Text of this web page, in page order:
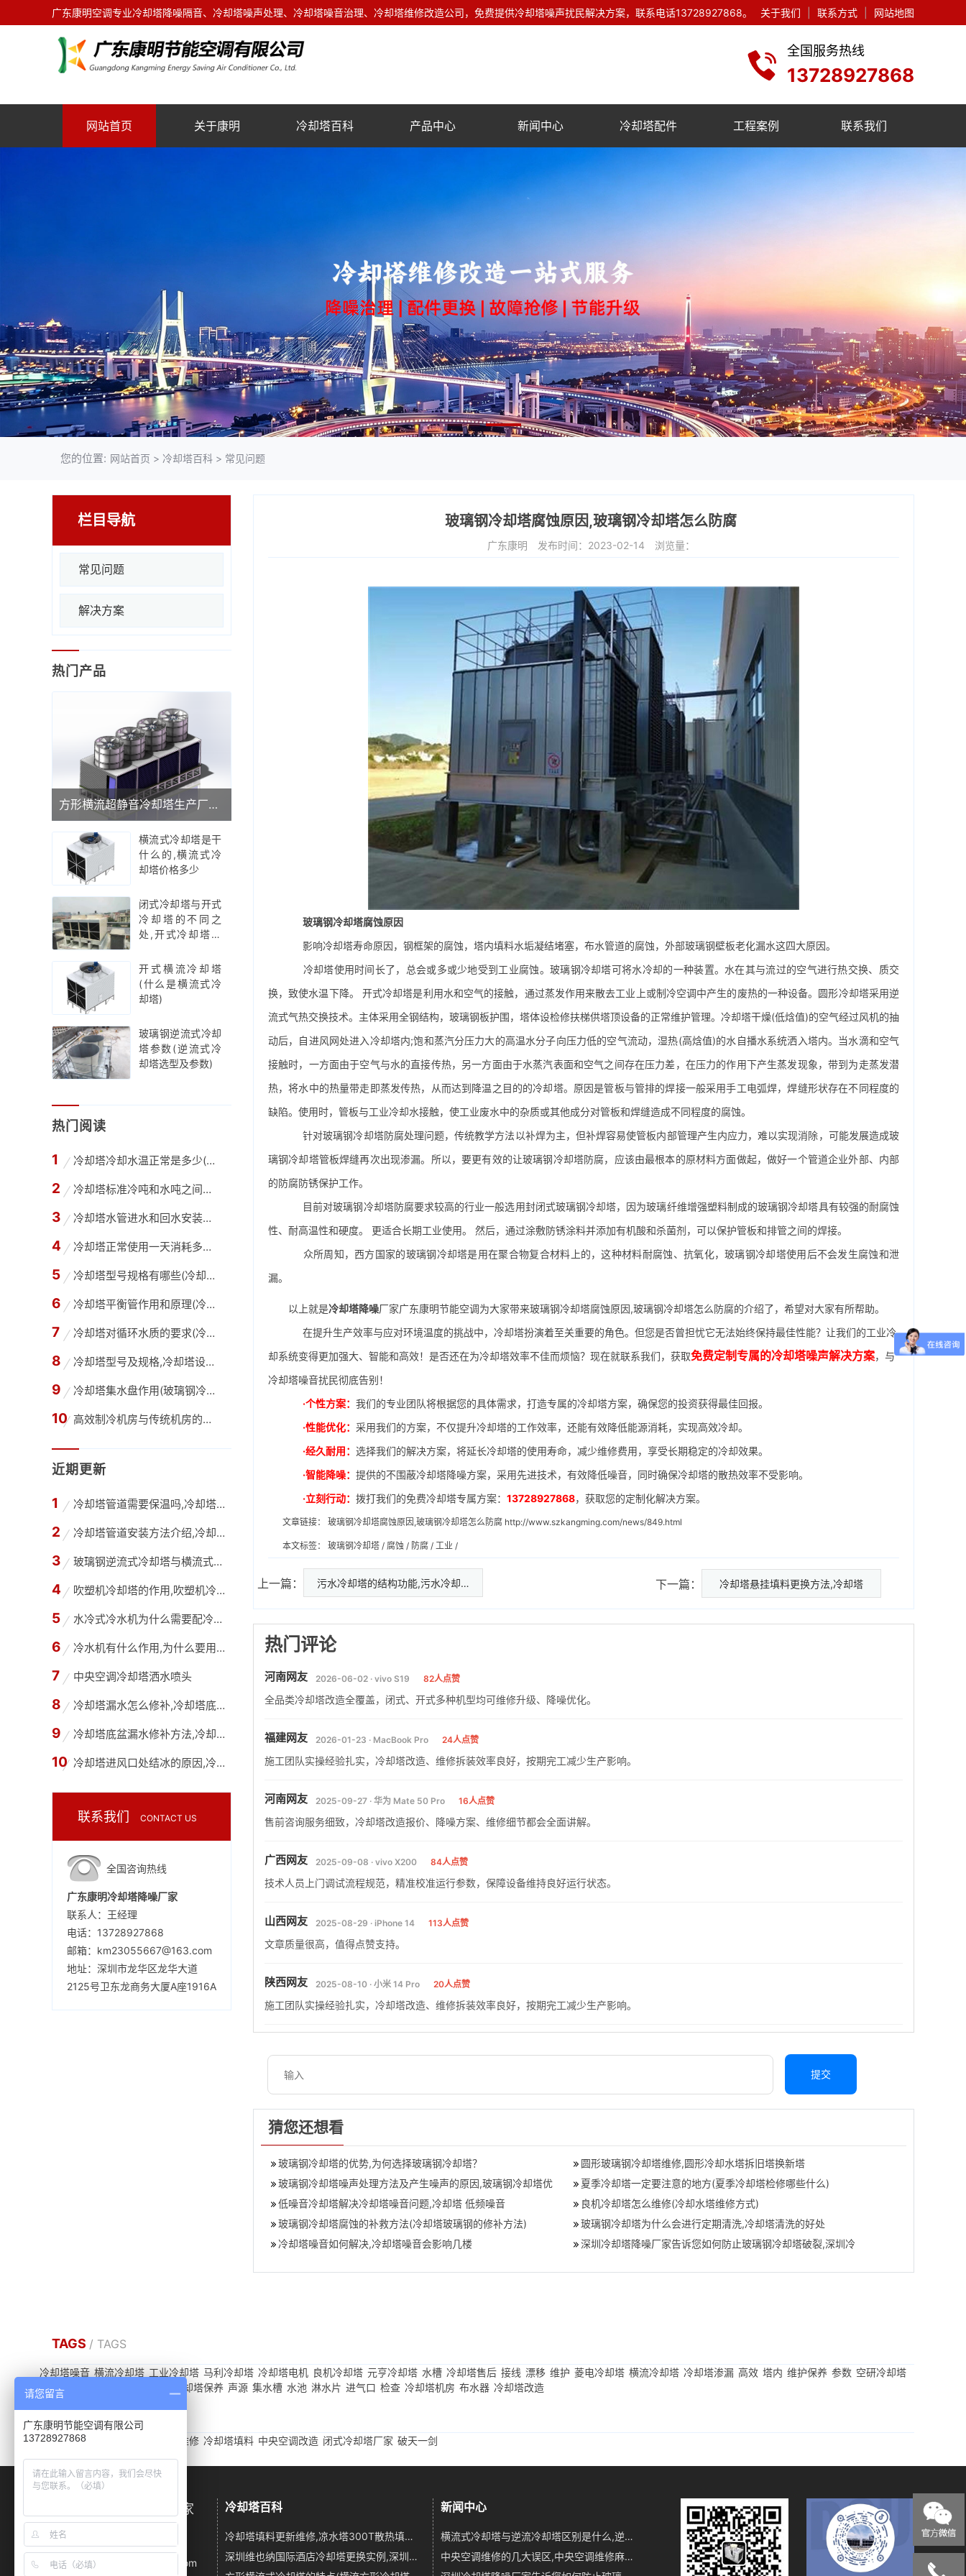
关于我们 联系方式 网站地图
广东康明空调专业冷却塔降噪隔音、冷却塔噪声处理、冷却塔噪音治理、冷却塔维修改造公司，免费提供冷却塔噪声扰民解决方案，联系电话13728927868。
全国服务热线
13728927868
网站首页 关于康明 冷却塔百科 产品中心 新闻中心 冷却塔配件 工程案例 联系我们
您的位置: 网站首页 > 冷却塔百科 > 常见问题
栏目导航
常见问题
解决方案
热门产品
方形横流超静音冷却塔生产厂家(广东品牌冷却塔厂家)
横流式冷却塔是干
什么的,横流式冷
却塔价格多少
闭式冷却塔与开式
冷却塔的不同之
处,开式冷却塔工
开式横流冷却塔
(什么是横流式冷
却塔)
玻璃钢逆流式冷却
塔参数(逆流式冷
却塔选型及参数)
热门阅读
冷却塔冷却水温正常是多少(高温冷却塔进出水温
冷却塔标准冷吨和水吨之间怎么换算(冷却水塔吨
冷却塔水管进水和回水安装方法(冷却塔供回水管
冷却塔正常使用一天消耗多少水,冷却塔每天的用
冷却塔型号规格有哪些(冷却塔选型需要哪些参数
冷却塔平衡管作用和原理(冷却塔内的平衡管是干
冷却塔对循环水质的要求(冷却塔循环水水质要求
冷却塔型号及规格,冷却塔设计选型的估算方法
冷却塔集水盘作用(玻璃钢冷却塔积水盘容量湿球
高效制冷机房与传统机房的区别,高效机房与普通
近期更新
冷却塔管道需要保温吗,冷却塔只在夏季使用管道
冷却塔管道安装方法介绍,冷却塔管道改造公司
玻璃钢逆流式冷却塔与横流式冷却塔有什么不同？
吹塑机冷却塔的作用,吹塑机冷却塔选型计算
水冷式冷水机为什么需要配冷却塔,冷水机和冷却
冷水机有什么作用,为什么要用冷水机？
中央空调冷却塔洒水喷头
冷却塔漏水怎么修补,冷却塔底部漏水用什么胶水
冷却塔底盆漏水修补方法,冷却塔底盘为什么会漏
冷却塔进风口处结冰的原因,冷却塔进风口处结冰
联系我们 CONTACT US
全国咨询热线
广东康明冷却塔降噪厂家
联系人：王经理
电话：13728927868
邮箱：km23055667@163.com
地址：深圳市龙华区龙华大道
2125号卫东龙商务大厦A座1916A
玻璃钢冷却塔腐蚀原因,玻璃钢冷却塔怎么防腐
广东康明 发布时间：2023-02-14 浏览量：
玻璃钢冷却塔腐蚀原因
影响冷却塔寿命原因，钢框架的腐蚀，塔内填料水垢凝结堵塞，布水管道的腐蚀，外部玻璃钢壁板老化漏水这四大原因。
冷却塔使用时间长了，总会或多或少地受到工业腐蚀。玻璃钢冷却塔可将水冷却的一种装置。水在其与流过的空气进行热交换、质交
换，致使水温下降。 开式冷却塔是利用水和空气的接触，通过蒸发作用来散去工业上或制冷空调中产生的废热的一种设备。 圆形冷却塔采用逆
流式气热交换技术。主体采用全钢结构，玻璃钢板护围，塔体设检修扶梯供塔顶设备的正常维护管理。冷却塔干燥(低焓值)的空气经过风机的抽
动后，自进风网处进入冷却塔内;饱和蒸汽分压力大的高温水分子向压力低的空气流动，湿热(高焓值)的水自播水系统洒入塔内。当水滴和空气
接触时，一方面由于空气与水的直接传热，另一方面由于水蒸汽表面和空气之间存在压力差，在压力的作用下产生蒸发现象，带到为走蒸发潜
热，将水中的热量带走即蒸发传热，从而达到降温之目的的冷却塔。原因是管板与管排的焊接一般采用手工电弧焊，焊缝形状存在不同程度的
缺陷。使用时，管板与工业冷却水接触，使工业废水中的杂质或其他成分对管板和焊缝造成不同程度的腐蚀。
针对玻璃钢冷却塔防腐处理问题，传统教学方法以补焊为主，但补焊容易使管板内部管理产生内应力，难以实现消除，可能发展造成玻
璃钢冷却塔管板焊缝再次出现渗漏。所以，要更有效的让玻璃钢冷却塔防腐，应该由最根本的原材料方面做起，做好一个管道企业外部、内部
的防腐防锈保护工作。
目前对玻璃钢冷却塔防腐要求较高的行业一般选用封闭式玻璃钢冷却塔，因为玻璃纤维增强塑料制成的玻璃钢冷却塔具有较强的耐腐蚀
性、耐高温性和硬度。 更适合长期工业使用。 然后，通过涂敷防锈涂料并添加有机酸和杀菌剂，可以保护管板和排管之间的焊接。
众所周知，西方国家的玻璃钢冷却塔是用在聚合物复合材料上的，这种材料耐腐蚀、抗氧化，玻璃钢冷却塔使用后不会发生腐蚀和泄
漏。
以上就是冷却塔降噪厂家广东康明节能空调为大家带来玻璃钢冷却塔腐蚀原因,玻璃钢冷却塔怎么防腐的介绍了，希望对大家有所帮助。
在提升生产效率与应对环境温度的挑战中，冷却塔扮演着至关重要的角色。但您是否曾担忧它无法始终保持最佳性能？让我们的工业冷
却系统变得更加强大、智能和高效！是否还在为冷却塔效率不佳而烦恼？现在就联系我们，获取免费定制专属的冷却塔噪声解决方案，与
冷却塔噪音扰民彻底告别！
·个性方案： 我们的专业团队将根据您的具体需求，打造专属的冷却塔方案，确保您的投资获得最佳回报。
·性能优化： 采用我们的方案，不仅提升冷却塔的工作效率，还能有效降低能源消耗，实现高效冷却。
·经久耐用： 选择我们的解决方案，将延长冷却塔的使用寿命，减少维修费用，享受长期稳定的冷却效果。
·智能降噪： 提供的不围蔽冷却塔降噪方案，采用先进技术，有效降低噪音，同时确保冷却塔的散热效率不受影响。
·立刻行动： 拨打我们的免费冷却塔专属方案： 13728927868，获取您的定制化解决方案。
文章链接： 玻璃钢冷却塔腐蚀原因,玻璃钢冷却塔怎么防腐 http://www.szkangming.com/news/849.html
本文标签： 玻璃钢冷却塔 / 腐蚀 / 防腐 / 工业 /
上一篇： 污水冷却塔的结构功能,污水冷却… 下一篇： 冷却塔悬挂填料更换方法,冷却塔
热门评论
河南网友 2026-06-02 · vivo S19 82人点赞
全品类冷却塔改造全覆盖，闭式、开式多种机型均可维修升级、降噪优化。
福建网友 2026-01-23 · MacBook Pro 24人点赞
施工团队实操经验扎实，冷却塔改造、维修拆装效率良好，按期完工减少生产影响。
河南网友 2025-09-27 · 华为 Mate 50 Pro 16人点赞
售前咨询服务细致，冷却塔改造报价、降噪方案、维修细节都会全面讲解。
广西网友 2025-09-08 · vivo X200 84人点赞
技术人员上门调试流程规范，精准校准运行参数，保障设备维持良好运行状态。
山西网友 2025-08-29 · iPhone 14 113人点赞
文章质量很高，值得点赞支持。
陕西网友 2025-08-10 · 小米 14 Pro 20人点赞
施工团队实操经验扎实，冷却塔改造、维修拆装效率良好，按期完工减少生产影响。
提交
猜您还想看
玻璃钢冷却塔的优势,为何选择玻璃钢冷却塔？
圆形玻璃钢冷却塔维修,圆形冷却水塔拆旧塔换新塔
玻璃钢冷却塔噪声处理方法及产生噪声的原因,玻璃钢冷却塔优
夏季冷却塔一定要注意的地方(夏季冷却塔检修哪些什么)
低噪音冷却塔解决冷却塔噪音问题,冷却塔 低频噪音
良机冷却塔怎么维修(冷却水塔维修方式)
玻璃钢冷却塔腐蚀的补救方法(冷却塔玻璃钢的修补方法)
玻璃钢冷却塔为什么会进行定期清洗,冷却塔清洗的好处
冷却塔噪音如何解决,冷却塔噪音会影响几楼
深圳冷却塔降噪厂家告诉您如何防止玻璃钢冷却塔破裂,深圳冷
TAGS / TAGS
冷却塔噪音 横流冷却塔 工业冷却塔 马利冷却塔 冷却塔电机 良机冷却塔 元亨冷却塔 水槽 冷却塔售后 接线 漂移 维护 菱电冷却塔 横流冷却塔 冷却塔渗漏 高效 塔内 维护保养 参数 空研冷却塔
尺寸 冷却塔补漏 冷却塔保养 声源 集水槽 水池 淋水片 进气口 检查 冷却塔机房 布水器 冷却塔改造
友情链接/ LINKS
冷却塔噪音 冷却塔维修 冷却塔填料 中央空调改造 闭式冷却塔厂家 破天一剑
广东康明冷却塔降噪厂家
电话：13728927868
邮箱：km23055667@163.com
冷却塔百科
冷却塔填料更新维修,凉水塔300T散热填料更换公司
深圳维也纳国际酒店冷却塔更换实例,深圳冷却塔配件
新闻中心
横流式冷却塔与逆流冷却塔区别是什么,逆流塔和横流塔各自优点
中央空调维修的几大误区,中央空调维修麻烦吗
请您留言
广东康明节能空调有限公司
13728927868